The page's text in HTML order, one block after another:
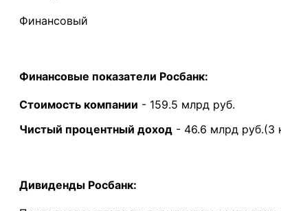
Финансовый
Финансовые показатели Росбанк:
Стоимость компании - 159.5 млрд руб.
Чистый процентный доход - 46.6 млрд руб.(3
Дивиденды Росбанк: